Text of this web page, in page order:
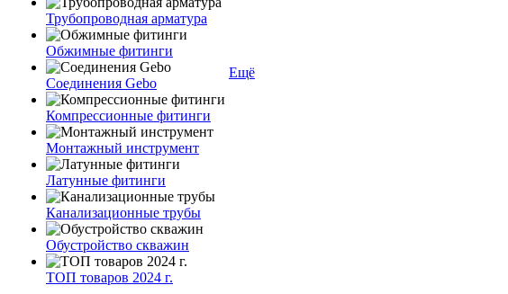
Трубопроводная арматура
Обжимные фитинги
Соединения Gebo
Компрессионные фитинги
Монтажный инструмент
Латунные фитинги
Канализационные трубы
Обустройство скважин
ТОП товаров 2024 г.
Ещё